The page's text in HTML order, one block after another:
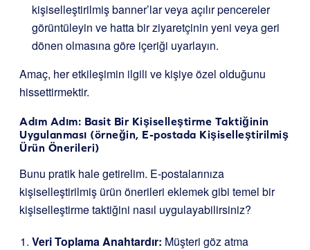
kişiselleştirilmiş banner’lar veya açılır pencereler
görüntüleyin ve hatta bir ziyaretçinin yeni veya geri
dönen olmasına göre içeriği uyarlayın.
Amaç, her etkileşimin ilgili ve kişiye özel olduğunu
hissettirmektir.
Adım Adım: Basit Bir Kişiselleştirme Taktiğinin
Uygulanması (örneğin, E-postada Kişiselleştirilmiş
Ürün Önerileri)
Bunu pratik hale getirelim. E-postalarınıza
kişiselleştirilmiş ürün önerileri eklemek gibi temel bir
kişiselleştirme taktiğini nasıl uygulayabilirsiniz?
Veri Toplama Anahtardır: Müşteri göz atma